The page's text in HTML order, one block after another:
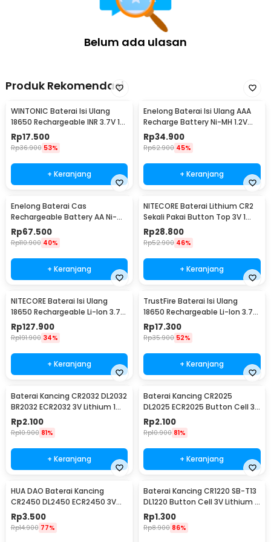
Belum ada ulasan
Produk Rekomendasi
WINTONIC Baterai Isi Ulang
18650 Rechargeable INR 3.7V 1
PCS 2200mAh
Rp17.500
Rp36.900 53%
+ Keranjang
Enelong Baterai Isi Ulang AAA
Recharge Battery Ni-MH 1.2V
900mAh 4 PCS - HR4
Rp34.900
Rp62.900 45%
+ Keranjang
Enelong Baterai Cas
Rechargeable Battery AA Ni-MH
1.2V 2100mAh 4 PCS - HR6
Rp67.500
Rp110.900 40%
+ Keranjang
NITECORE Baterai Lithium CR2
Sekali Pakai Button Top 3V 1
PCS - CR2
Rp28.800
Rp52.900 46%
+ Keranjang
NITECORE Baterai Isi Ulang
18650 Rechargeable Li-Ion 3.7V
2300mAh 1PCS - NL1823
Rp127.900
Rp191.900 34%
+ Keranjang
TrustFire Baterai Isi Ulang
18650 Rechargeable Li-Ion 3.7V
6000mAh 1PC - BRC18650
Rp17.300
Rp35.900 52%
+ Keranjang
Baterai Kancing CR2032 DL2032
BR2032 ECR2032 3V Lithium 1
PCS
Rp2.100
Rp10.900 81%
+ Keranjang
Baterai Kancing CR2025
DL2025 ECR2025 Button Cell 3V
Lithium 1 PCS
Rp2.100
Rp10.900 81%
+ Keranjang
HUA DAO Baterai Kancing
CR2450 DL2450 ECR2450 3V
Lithium 1 PCS
Rp3.500
Rp14.900 77%
Baterai Kancing CR1220 SB-T13
DL1220 Button Cell 3V Lithium 1
PCS
Rp1.300
Rp8.900 86%